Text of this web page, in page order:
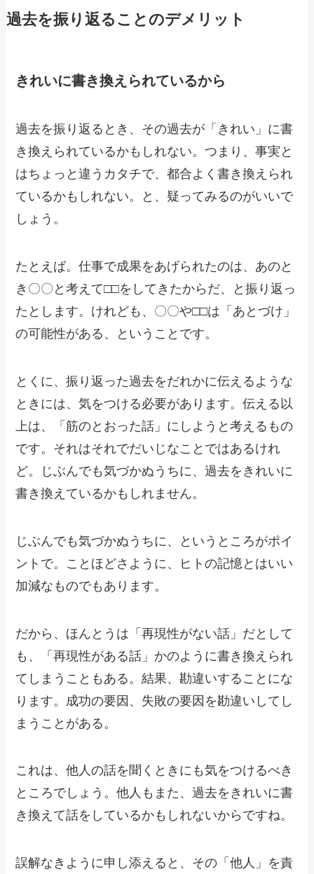
過去を振り返ることのデメリット
きれいに書き換えられているから
過去を振り返るとき、その過去が「きれい」に書
き換えられているかもしれない。つまり、事実と
はちょっと違うカタチで、都合よく書き換えられ
ているかもしれない。と、疑ってみるのがいいで
しょう。
たとえば。仕事で成果をあげられたのは、あのと
き〇〇と考えて□□をしてきたからだ、と振り返っ
たとします。けれども、〇〇や□□は「あとづけ」
の可能性がある、ということです。
とくに、振り返った過去をだれかに伝えるような
ときには、気をつける必要があります。伝える以
上は、「筋のとおった話」にしようと考えるもの
です。それはそれでだいじなことではあるけれ
ど。じぶんでも気づかぬうちに、過去をきれいに
書き換えているかもしれません。
じぶんでも気づかぬうちに、というところがポイ
ントで。ことほどさように、ヒトの記憶とはいい
加減なものでもあります。
だから、ほんとうは「再現性がない話」だとして
も、「再現性がある話」かのように書き換えられ
てしまうこともある。結果、勘違いすることにな
ります。成功の要因、失敗の要因を勘違いしてし
まうことがある。
これは、他人の話を聞くときにも気をつけるべき
ところでしょう。他人もまた、過去をきれいに書
き換えて話をしているかもしれないからですね。
誤解なきように申し添えると、その「他人」を責